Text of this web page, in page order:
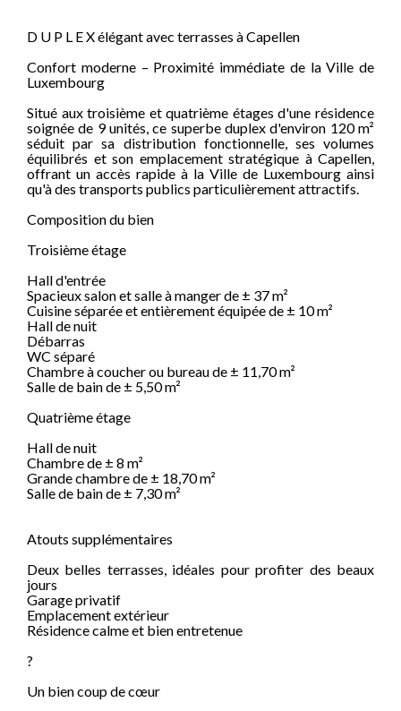
D U P L E X élégant avec terrasses à Capellen
Confort moderne – Proximité immédiate de la Ville de
Luxembourg
Situé aux troisième et quatrième étages d'une résidence
soignée de 9 unités, ce superbe duplex d'environ 120 m²
séduit par sa distribution fonctionnelle, ses volumes
équilibrés et son emplacement stratégique à Capellen,
offrant un accès rapide à la Ville de Luxembourg ainsi
qu'à des transports publics particulièrement attractifs.
Composition du bien
Troisième étage
Hall d'entrée
Spacieux salon et salle à manger de ± 37 m²
Cuisine séparée et entièrement équipée de ± 10 m²
Hall de nuit
Débarras
WC séparé
Chambre à coucher ou bureau de ± 11,70 m²
Salle de bain de ± 5,50 m²
Quatrième étage
Hall de nuit
Chambre de ± 8 m²
Grande chambre de ± 18,70 m²
Salle de bain de ± 7,30 m²
Atouts supplémentaires
Deux belles terrasses, idéales pour profiter des beaux
jours
Garage privatif
Emplacement extérieur
Résidence calme et bien entretenue
?
Un bien coup de cœur